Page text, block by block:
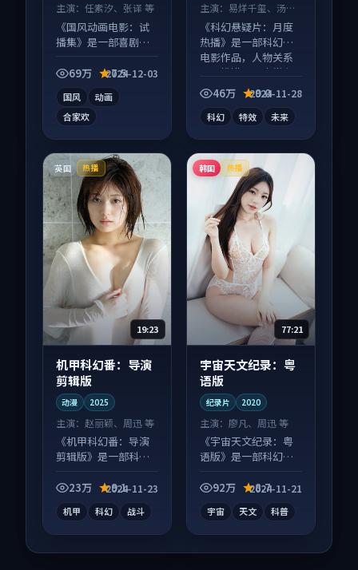
主演： 任素汐、张译 等
《国风动画电影：试
播集》是一部喜剧向
信息量大，适合沉浸
69万 7.5
2024-12-03
国风
动画
合家欢
主演： 易烊千玺、汤唯
等
《科幻悬疑片：月度
热播》是一部科幻向
电影作品，人物关系
层层推进，尾声常有
情绪落点。
46万 9.0
2024-11-28
科幻 特效 未来
英国 热播
19:23
机甲科幻番：导演
剪辑版
动漫 2025
主演： 赵丽颖、周迅 等
《机甲科幻番：导演
剪辑版》是一部科幻
蛋别错过，字幕区常
23万 9.1
2024-11-23
机甲 科幻 战斗
韩国 热播
77:21
宇宙天文纪录：粤
语版
纪录片 2020
主演：廖凡、周迅 等
《宇宙天文纪录：粤
语版》是一部科幻向
续发酵，适合周末一
92万 8.7
2024-11-21
宇宙 天文 科普